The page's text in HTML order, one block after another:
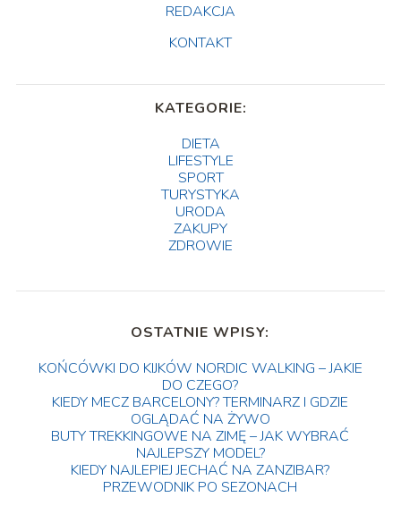
REDAKCJA
KONTAKT
KATEGORIE:
DIETA
LIFESTYLE
SPORT
TURYSTYKA
URODA
ZAKUPY
ZDROWIE
OSTATNIE WPISY:
KOŃCÓWKI DO KIJKÓW NORDIC WALKING – JAKIE
DO CZEGO?
KIEDY MECZ BARCELONY? TERMINARZ I GDZIE
OGLĄDAĆ NA ŻYWO
BUTY TREKKINGOWE NA ZIMĘ – JAK WYBRAĆ
NAJLEPSZY MODEL?
KIEDY NAJLEPIEJ JECHAĆ NA ZANZIBAR?
PRZEWODNIK PO SEZONACH